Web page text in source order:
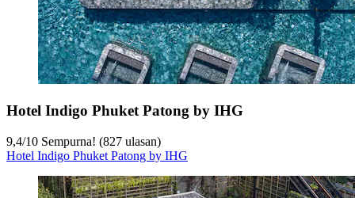
Hotel Indigo Phuket Patong by IHG
9,4/10 Sempurna! (827 ulasan)
Hotel Indigo Phuket Patong by IHG